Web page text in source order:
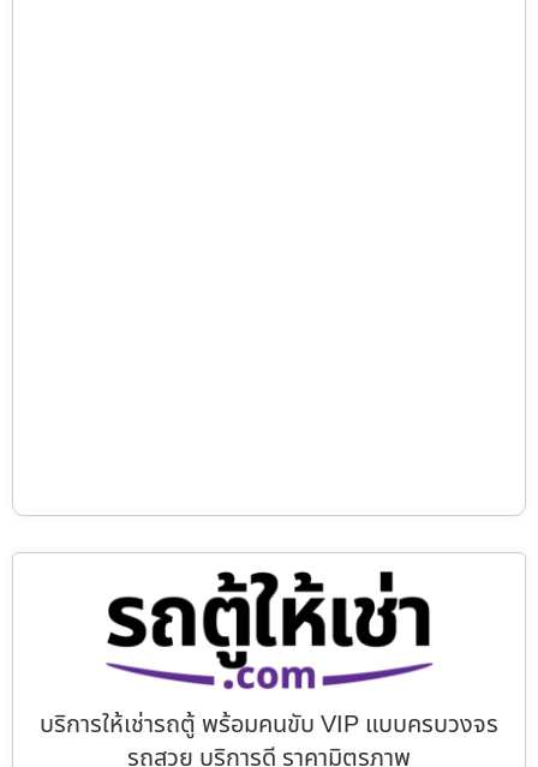
บริการให้เช่ารถตู้ พร้อมคนขับ VIP แบบครบวงจร
รถสวย บริการดี ราคามิตรภาพ